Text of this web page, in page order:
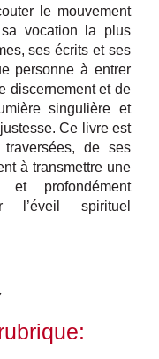
le mouvement
vocation la plus
ses écrits et ses
personne à entrer
discernement et de
singulière et
Ce livre est
de ses
à transmettre une
et profondément
l’éveil spirituel